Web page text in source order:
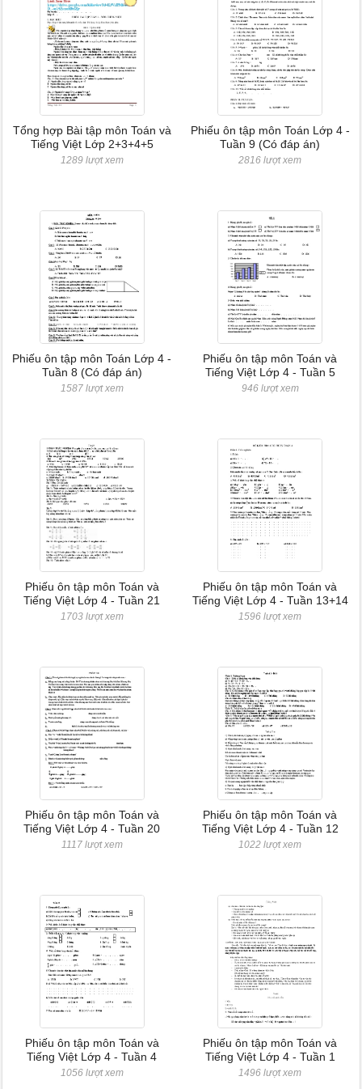
Tổng hợp Bài tập môn Toán và
Tiếng Việt Lớp 2+3+4+5
1289 lượt xem
Phiếu ôn tập môn Toán Lớp 4 -
Tuần 9 (Có đáp án)
2816 lượt xem
Phiếu ôn tập môn Toán Lớp 4 -
Tuần 8 (Có đáp án)
1587 lượt xem
Phiếu ôn tập môn Toán và
Tiếng Việt Lớp 4 - Tuần 5
946 lượt xem
Phiếu ôn tập môn Toán và
Tiếng Việt Lớp 4 - Tuần 21
1703 lượt xem
Phiếu ôn tập môn Toán và
Tiếng Việt Lớp 4 - Tuần 13+14
1596 lượt xem
Phiếu ôn tập môn Toán và
Tiếng Việt Lớp 4 - Tuần 20
1117 lượt xem
Phiếu ôn tập môn Toán và
Tiếng Việt Lớp 4 - Tuần 12
1022 lượt xem
Phiếu ôn tập môn Toán và
Tiếng Việt Lớp 4 - Tuần 4
1056 lượt xem
Phiếu ôn tập môn Toán và
Tiếng Việt Lớp 4 - Tuần 1
1496 lượt xem